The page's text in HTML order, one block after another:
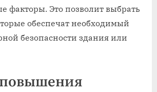
факторы. Это позволит выбрать
обеспечат необходимый
безопасности здания или